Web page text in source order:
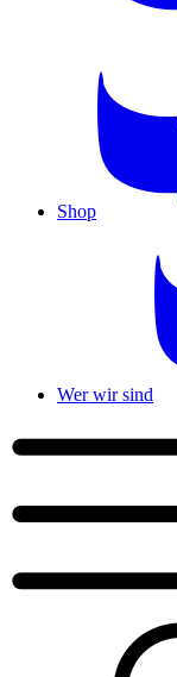
Shop
Wer wir sind